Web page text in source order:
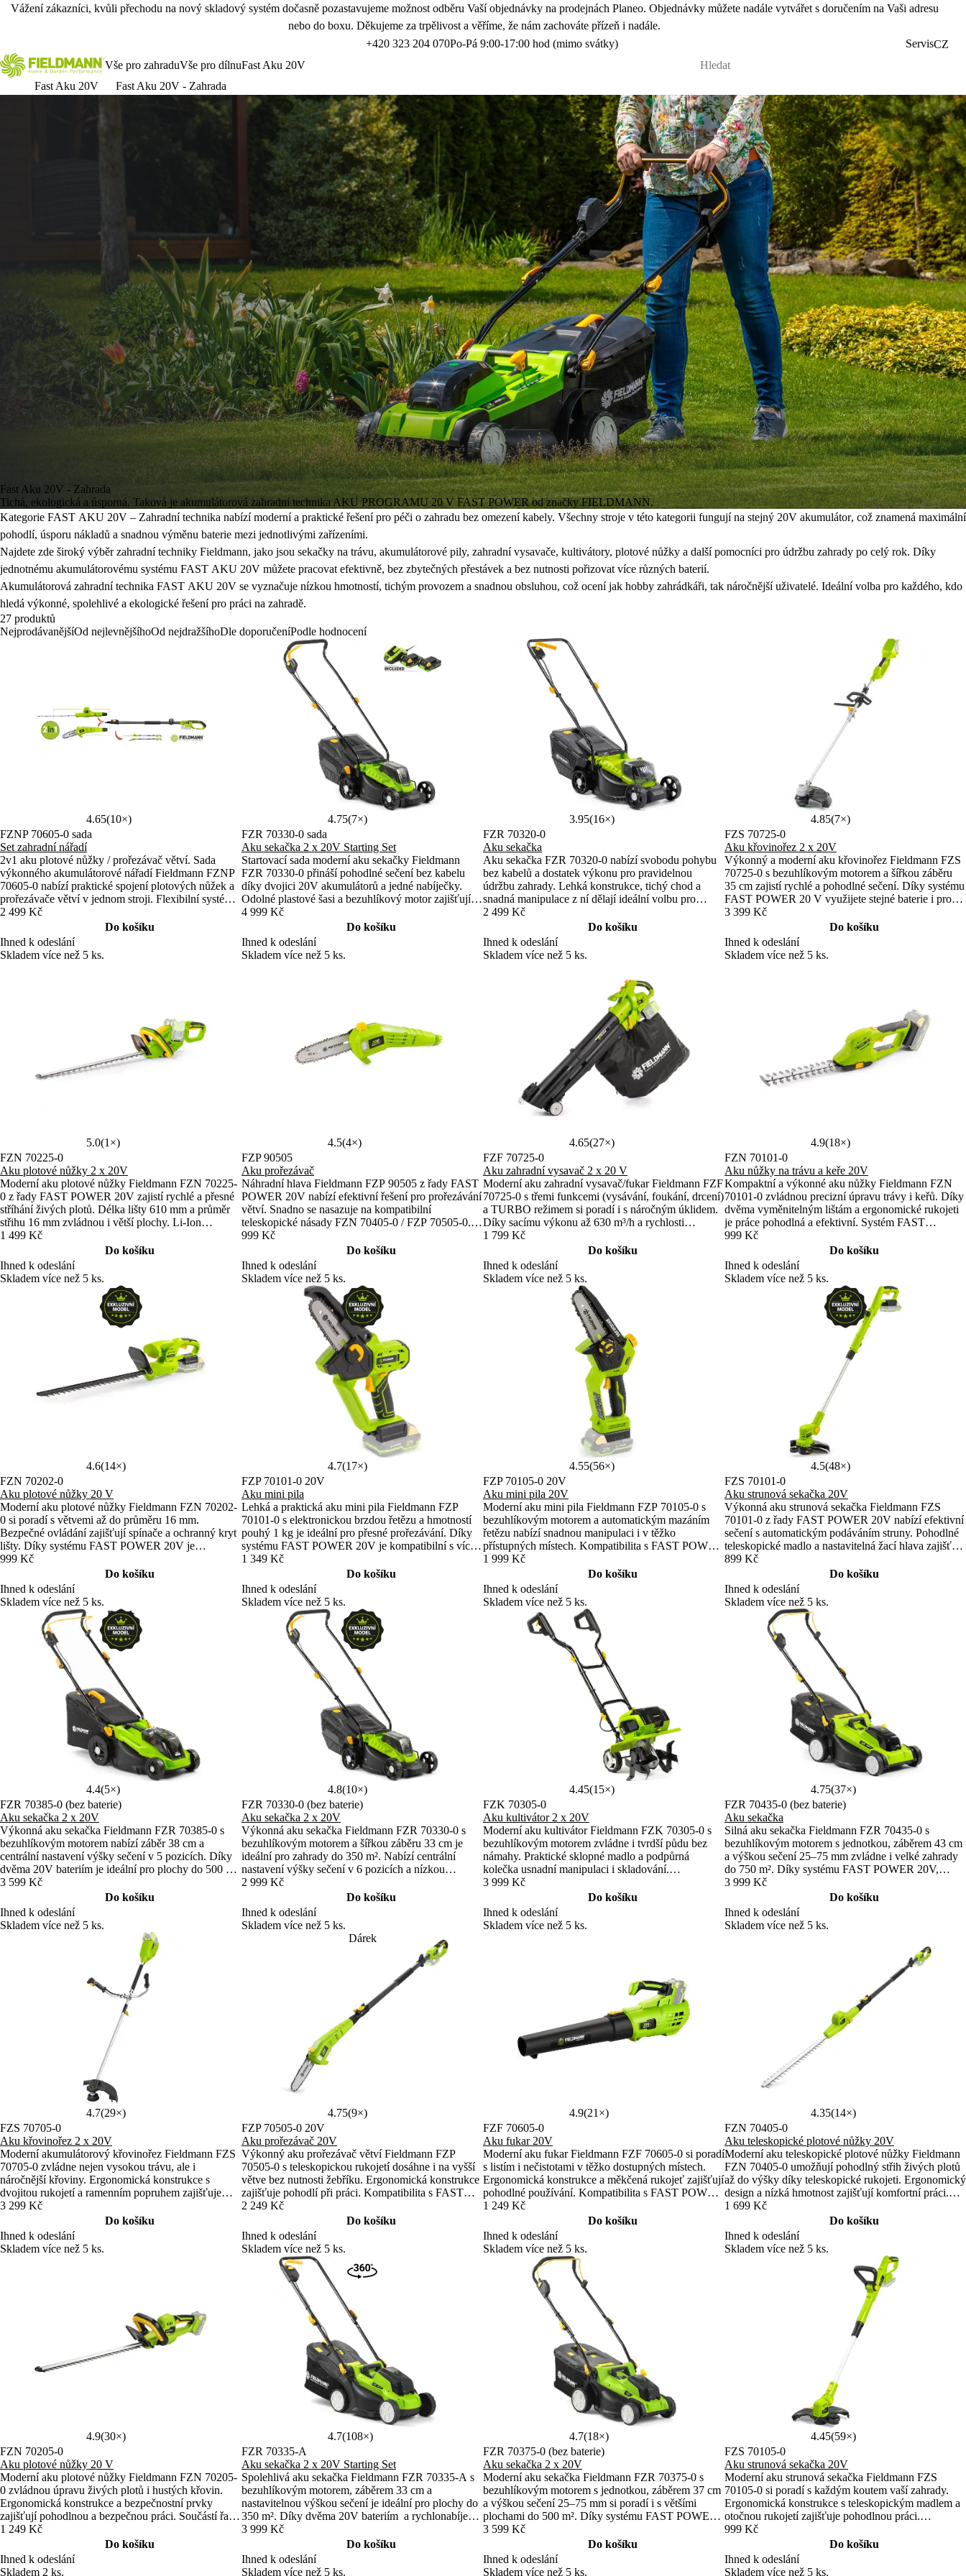
Vážení zákazníci, kvůli přechodu na nový skladový systém dočasně pozastavujeme možnost odběru Vaší objednávky na prodejnách Planeo. Objednávky můžete nadále vytvářet s doručením na Vaši adresu
nebo do boxu. Děkujeme za trpělivost a věříme, že nám zachováte přízeň i nadále.
+420 323 204 070Po-Pá 9:00-17:00 hod (mimo svátky) ServisCZ
Vše pro zahraduVše pro dílnuFast Aku 20V
Fast Aku 20V
Fast Aku 20V - Zahrada
Fast Aku 20V - Zahrada
Tichá, ekologická a úsporná. Taková je akumulátorová zahradní technika AKU PROGRAMU 20 V FAST POWER od značky FIELDMANN.
Kategorie FAST AKU 20V – Zahradní technika nabízí moderní a praktické řešení pro péči o zahradu bez omezení kabely. Všechny stroje v této kategorii fungují na stejný 20V akumulátor, což znamená maximální
pohodlí, úsporu nákladů a snadnou výměnu baterie mezi jednotlivými zařízeními.
Najdete zde široký výběr zahradní techniky Fieldmann, jako jsou sekačky na trávu, akumulátorové pily, zahradní vysavače, kultivátory, plotové nůžky a další pomocníci pro údržbu zahrady po celý rok. Díky
jednotnému akumulátorovému systému FAST AKU 20V můžete pracovat efektivně, bez zbytečných přestávek a bez nutnosti pořizovat více různých baterií.
Akumulátorová zahradní technika FAST AKU 20V se vyznačuje nízkou hmotností, tichým provozem a snadnou obsluhou, což ocení jak hobby zahrádkáři, tak náročnější uživatelé. Ideální volba pro každého, kdo
hledá výkonné, spolehlivé a ekologické řešenípro práci na zahradě.
27 produktů
NejprodávanějšíOd nejlevnějšíhoOd nejdražšíhoDle doporučeníPodle hodnocení
4.65(10×)
FZNP 70605-0 sada
Set zahradní nářadí
2v1 aku plotové nůžky / prořezávač větví. Sada
výkonného akumulátorové nářadí Fieldmann FZNP
70605-0 nabízí praktické spojení plotových nůžek a
prořezávače větví v jednom stroji. Flexibilní systém
FAST POWER 20V umožňuje využití více typů
baterií pro dlouhou dobu práce. Teleskopická rukojeť
s prodloužením až o 70 cm usnadní dosažení i na
vyšší místa.
2 499 Kč
Do košíku
Ihned k odeslání
Skladem více než 5 ks.
4.75(7×)
FZR 70330-0 sada
Aku sekačka 2 x 20V Starting Set
Startovací sada moderní aku sekačky Fieldmann
FZR 70330‑0 přináší pohodlné sečení bez kabelu
díky dvojici 20V akumulátorů a jedné nabíječky.
Odolné plastové šasi a bezuhlíkový motor zajišťují
dlouhou životnost i nízkou hmotnost. Praktické
nastavení výšky sečení a záběr 33 cm jsou ideální
pro zahrady do 350 m².
4 999 Kč
Do košíku
Ihned k odeslání
Skladem více než 5 ks.
3.95(16×)
FZR 70320-0
Aku sekačka
Aku sekačka FZR 70320-0 nabízí svobodu pohybu
bez kabelů a dostatek výkonu pro pravidelnou
údržbu zahrady. Lehká konstrukce, tichý chod a
snadná manipulace z ní dělají ideální volbu pro
menší trávníky.
2 499 Kč
Do košíku
Ihned k odeslání
Skladem více než 5 ks.
4.85(7×)
FZS 70725-0
Aku křovinořez 2 x 20V
Výkonný a moderní aku křovinořez Fieldmann FZS
70725-0 s bezuhlíkovým motorem a šířkou záběru
35 cm zajistí rychlé a pohodlné sečení. Díky systému
FAST POWER 20 V využijete stejné baterie i pro
další nářadí. Nastavitelný ramenní pás a nízká
hmotnost zaručí komfort při práci.
3 399 Kč
Do košíku
Ihned k odeslání
Skladem více než 5 ks.
5.0(1×)
FZN 70225-0
Aku plotové nůžky 2 x 20V
Moderní aku plotové nůžky Fieldmann FZN 70225-
0 z řady FAST POWER 20V zajistí rychlé a přesné
stříhání živých plotů. Délka lišty 610 mm a průměr
střihu 16 mm zvládnou i větší plochy. Li-Ion
akumulátor 2×20 V poskytuje až 2 400 zdvihů za
1 499 Kč
Do košíku
Ihned k odeslání
Skladem více než 5 ks.
4.5(4×)
FZP 90505
Aku prořezávač
Náhradní hlava Fieldmann FZP 90505 z řady FAST
POWER 20V nabízí efektivní řešení pro prořezávání
větví. Snadno se nasazuje na kompatibilní
teleskopické násady FZN 70405-0 / FZP 70505-0.
Ideální volba pro flexibilní údržbu stromů a keřů.
999 Kč
Do košíku
Ihned k odeslání
Skladem více než 5 ks.
4.65(27×)
FZF 70725-0
Aku zahradní vysavač 2 x 20 V
Moderní aku zahradní vysavač/fukar Fieldmann FZF
70725-0 s třemi funkcemi (vysávání, foukání, drcení)
a TURBO režimem si poradí i s náročným úklidem.
Díky sacímu výkonu až 630 m³/h a rychlosti
dmychadla 234 km/h zvládne listí i větvičky.
Pohodlnou práci zajistí ramenní popruh a měkčená
rukojeť. Je součástí Aku program FAST POWER
20V.
1 799 Kč
Do košíku
Ihned k odeslání
Skladem více než 5 ks.
4.9(18×)
FZN 70101-0
Aku nůžky na trávu a keře 20V
Kompaktní a výkonné aku nůžky Fieldmann FZN
70101-0 zvládnou precizní úpravu trávy i keřů. Díky
dvěma vyměnitelným lištám a ergonomické rukojeti
je práce pohodlná a efektivní. Systém FAST
POWER 20V zajišťuje kompatibilitu s dalšími
999 Kč
Do košíku
Ihned k odeslání
Skladem více než 5 ks.
4.6(14×)
FZN 70202-0
Aku plotové nůžky 20 V
Moderní aku plotové nůžky Fieldmann FZN 70202-
0 si poradí s větvemi až do průměru 16 mm.
Bezpečné ovládání zajišťují spínače a ochranný kryt
lišty. Díky systému FAST POWER 20V je
kompatibilní s širokou řadou baterií.
999 Kč
Do košíku
Ihned k odeslání
Skladem více než 5 ks.
4.7(17×)
FZP 70101-0 20V
Aku mini pila
Lehká a praktická aku mini pila Fieldmann FZP
70101-0 s elektronickou brzdou řetězu a hmotností
pouhý 1 kg je ideální pro přesné prořezávání. Díky
systému FAST POWER 20V je kompatibilní s více
typy baterií. Rychlost řetězu 4,8 m/s zajišťuje hladký
1 349 Kč
Do košíku
Ihned k odeslání
Skladem více než 5 ks.
4.55(56×)
FZP 70105-0 20V
Aku mini pila 20V
Moderní aku mini pila Fieldmann FZP 70105-0 s
bezuhlíkovým motorem a automatickým mazáním
řetězu nabízí snadnou manipulaci i v těžko
přístupných místech. Kompatibilita s FAST POWER
20V systémem zajišťuje maximální flexibilitu.
Ideální volba pro kutily i zahrádkáře.
1 999 Kč
Do košíku
Ihned k odeslání
Skladem více než 5 ks.
4.5(48×)
FZS 70101-0
Aku strunová sekačka 20V
Výkonná aku strunová sekačka Fieldmann FZS
70101-0 z řady FAST POWER 20V nabízí efektivní
sečení s automatickým podáváním struny. Pohodlné
teleskopické madlo a nastavitelná žací hlava zajišťují
komfortní práci. Kompatibilita s bateriemi 2 Ah až 8
Ah umožňuje flexibilní použití.
899 Kč
Do košíku
Ihned k odeslání
Skladem více než 5 ks.
Dárek
4.4(5×)
FZR 70385-0 (bez baterie)
Aku sekačka 2 x 20V
Výkonná aku sekačka Fieldmann FZR 70385-0 s
bezuhlíkovým motorem nabízí záběr 38 cm a
centrální nastavení výšky sečení v 5 pozicích. Díky
dvěma 20V bateriím je ideální pro plochy do 500 m²
bez nutnosti tahání kabelu. Kompatibilita v rámci
FAST POWER 20V programu zajišťuje flexibilní
provoz.
3 599 Kč
Do košíku
Ihned k odeslání
Skladem více než 5 ks.
4.8(10×)
FZR 70330-0 (bez baterie)
Aku sekačka 2 x 20V
Výkonná aku sekačka Fieldmann FZR 70330-0 s
bezuhlíkovým motorem a šířkou záběru 33 cm je
ideální pro zahrady do 350 m². Nabízí centrální
nastavení výšky sečení v 6 pozicích a nízkou
hmotnost pro snadnou manipulaci. Kompatibilní s
řadou FAST POWER 20 V.
2 999 Kč
Do košíku
Ihned k odeslání
Skladem více než 5 ks.
4.45(15×)
FZK 70305-0
Aku kultivátor 2 x 20V
Moderní aku kultivátor Fieldmann FZK 70305-0 s
bezuhlíkovým motorem zvládne i tvrdší půdu bez
námahy. Praktické sklopné madlo a podpůrná
kolečka usnadní manipulaci i skladování.
Kompatibilní s 20V FAST POWER akumulátory.
3 999 Kč
Do košíku
Ihned k odeslání
Skladem více než 5 ks.
4.75(37×)
FZR 70435-0 (bez baterie)
Aku sekačka
Silná aku sekačka Fieldmann FZR 70435-0 s
bezuhlíkovým motorem s jednotkou, záběrem 43 cm
a výškou sečení 25–75 mm zvládne i velké zahrady
do 750 m². Díky systému FAST POWER 20V,
funkci mulčování a robustní konstrukci nabízí
profesionální výkon bez kabelů.
3 999 Kč
Do košíku
Ihned k odeslání
Skladem více než 5 ks.
4.7(29×)
FZS 70705-0
Aku křovinořez 2 x 20V
Moderní akumulátorový křovinořez Fieldmann FZS
70705-0 zvládne nejen vysokou trávu, ale i
náročnější křoviny. Ergonomická konstrukce s
dvojitou rukojetí a ramenním popruhem zajišťuje
pohodlnou práci. Je součástí aku programu FAST
POWER 20V, který umožňuje sdílení baterií mezi
více stroji.
3 299 Kč
Do košíku
Ihned k odeslání
Skladem více než 5 ks.
Dárek
4.75(9×)
FZP 70505-0 20V
Aku prořezávač 20V
Výkonný aku prořezávač větví Fieldmann FZP
70505-0 s teleskopickou rukojetí dosáhne i na vyšší
větve bez nutnosti žebříku. Ergonomická konstrukce
zajišťuje pohodlí při práci. Kompatibilita s FAST
POWER 20 V systémem nabízí flexibilní využití
2 249 Kč
Do košíku
Ihned k odeslání
Skladem více než 5 ks.
4.9(21×)
FZF 70605-0
Aku fukar 20V
Moderní aku fukar Fieldmann FZF 70605-0 si poradí
s listím i nečistotami v těžko dostupných místech.
Ergonomická konstrukce a měkčená rukojeť zajišťují
pohodlné používání. Kompatibilita s FAST POWER
20 V systémem umožňuje flexibilní práci.
1 249 Kč
Do košíku
Ihned k odeslání
Skladem více než 5 ks.
4.35(14×)
FZN 70405-0
Aku teleskopické plotové nůžky 20V
Moderní aku teleskopické plotové nůžky Fieldmann
FZN 70405-0 umožňují pohodlný střih živých plotů
až do výšky díky teleskopické rukojeti. Ergonomický
design a nízká hmotnost zajišťují komfortní práci.
Kompatibilita s řadou FAST POWER 20V přináší
1 699 Kč
Do košíku
Ihned k odeslání
Skladem více než 5 ks.
4.9(30×)
FZN 70205-0
Aku plotové nůžky 20 V
Moderní aku plotové nůžky Fieldmann FZN 70205-
0 zvládnou úpravu živých plotů i hustých křovin.
Ergonomická konstrukce a bezpečnostní prvky
zajišťují pohodlnou a bezpečnou práci. Součástí řady
FAST POWER 20V s kompatibilními bateriemi.
1 249 Kč
Do košíku
Ihned k odeslání
Skladem 2 ks.
4.7(108×)
FZR 70335-A
Aku sekačka 2 x 20V Starting Set
Spolehlivá aku sekačka Fieldmann FZR 70335-A s
bezuhlíkovým motorem, záběrem 33 cm a
nastavitelnou výškou sečení je ideální pro plochy do
350 m². Díky dvěma 20V bateriím a rychlonabíječce
(součást balení) nabízí nonstop provoz. Kompatibilita
v rámci řady FAST POWER 20V.
3 999 Kč
Do košíku
Ihned k odeslání
Skladem více než 5 ks.
4.7(18×)
FZR 70375-0 (bez baterie)
Aku sekačka 2 x 20V
Moderní aku sekačka Fieldmann FZR 70375-0 s
bezuhlíkovým motorem s jednotkou, záběrem 37 cm
a výškou sečení 25–75 mm si poradí i s většími
plochami do 500 m². Díky systému FAST POWER
20V a funkci mulčování nabízí efektivní provoz bez
3 599 Kč
Do košíku
Ihned k odeslání
Skladem více než 5 ks.
4.45(59×)
FZS 70105-0
Aku strunová sekačka 20V
Moderní aku strunová sekačka Fieldmann FZS
70105-0 si poradí s každým koutem vaší zahrady.
Ergonomická konstrukce s teleskopickým madlem a
otočnou rukojetí zajišťuje pohodlnou práci.
Kompatibilita s FAST POWER 20V systémem
umožňuje snadné sdílení baterií.
999 Kč
Do košíku
Ihned k odeslání
Skladem více než 5 ks.